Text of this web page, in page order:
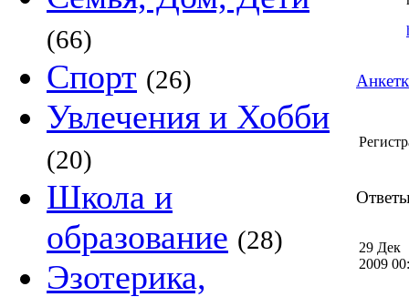
(66)
Спорт (26)
Увлечения и Хобби
(20)
Школа и
образование (28)
Эзотерика,
29 Дек
2009